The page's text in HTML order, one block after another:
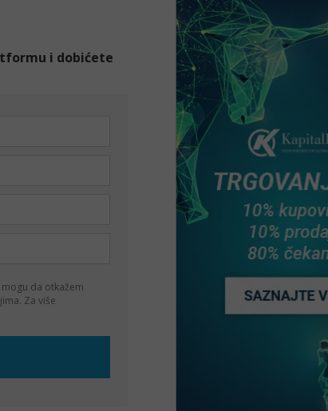
i dobićete
da otkažem
Za više